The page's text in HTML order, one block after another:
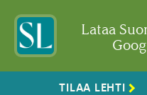
Lataa
TILAA LEHTI